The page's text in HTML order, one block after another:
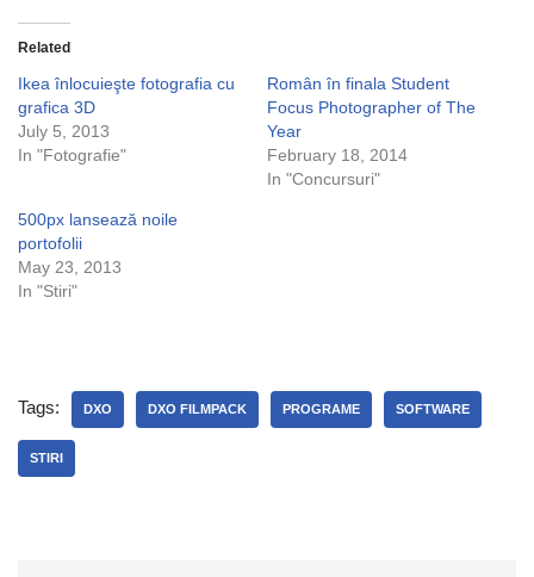
Related
Ikea înlocuieşte fotografia cu
grafica 3D
July 5, 2013
In "Fotografie"
Român în finala Student
Focus Photographer of The
Year
February 18, 2014
In "Concursuri"
500px lansează noile
portofolii
May 23, 2013
In "Stiri"
Tags: DXO DXO FILMPACK PROGRAME SOFTWARE
STIRI